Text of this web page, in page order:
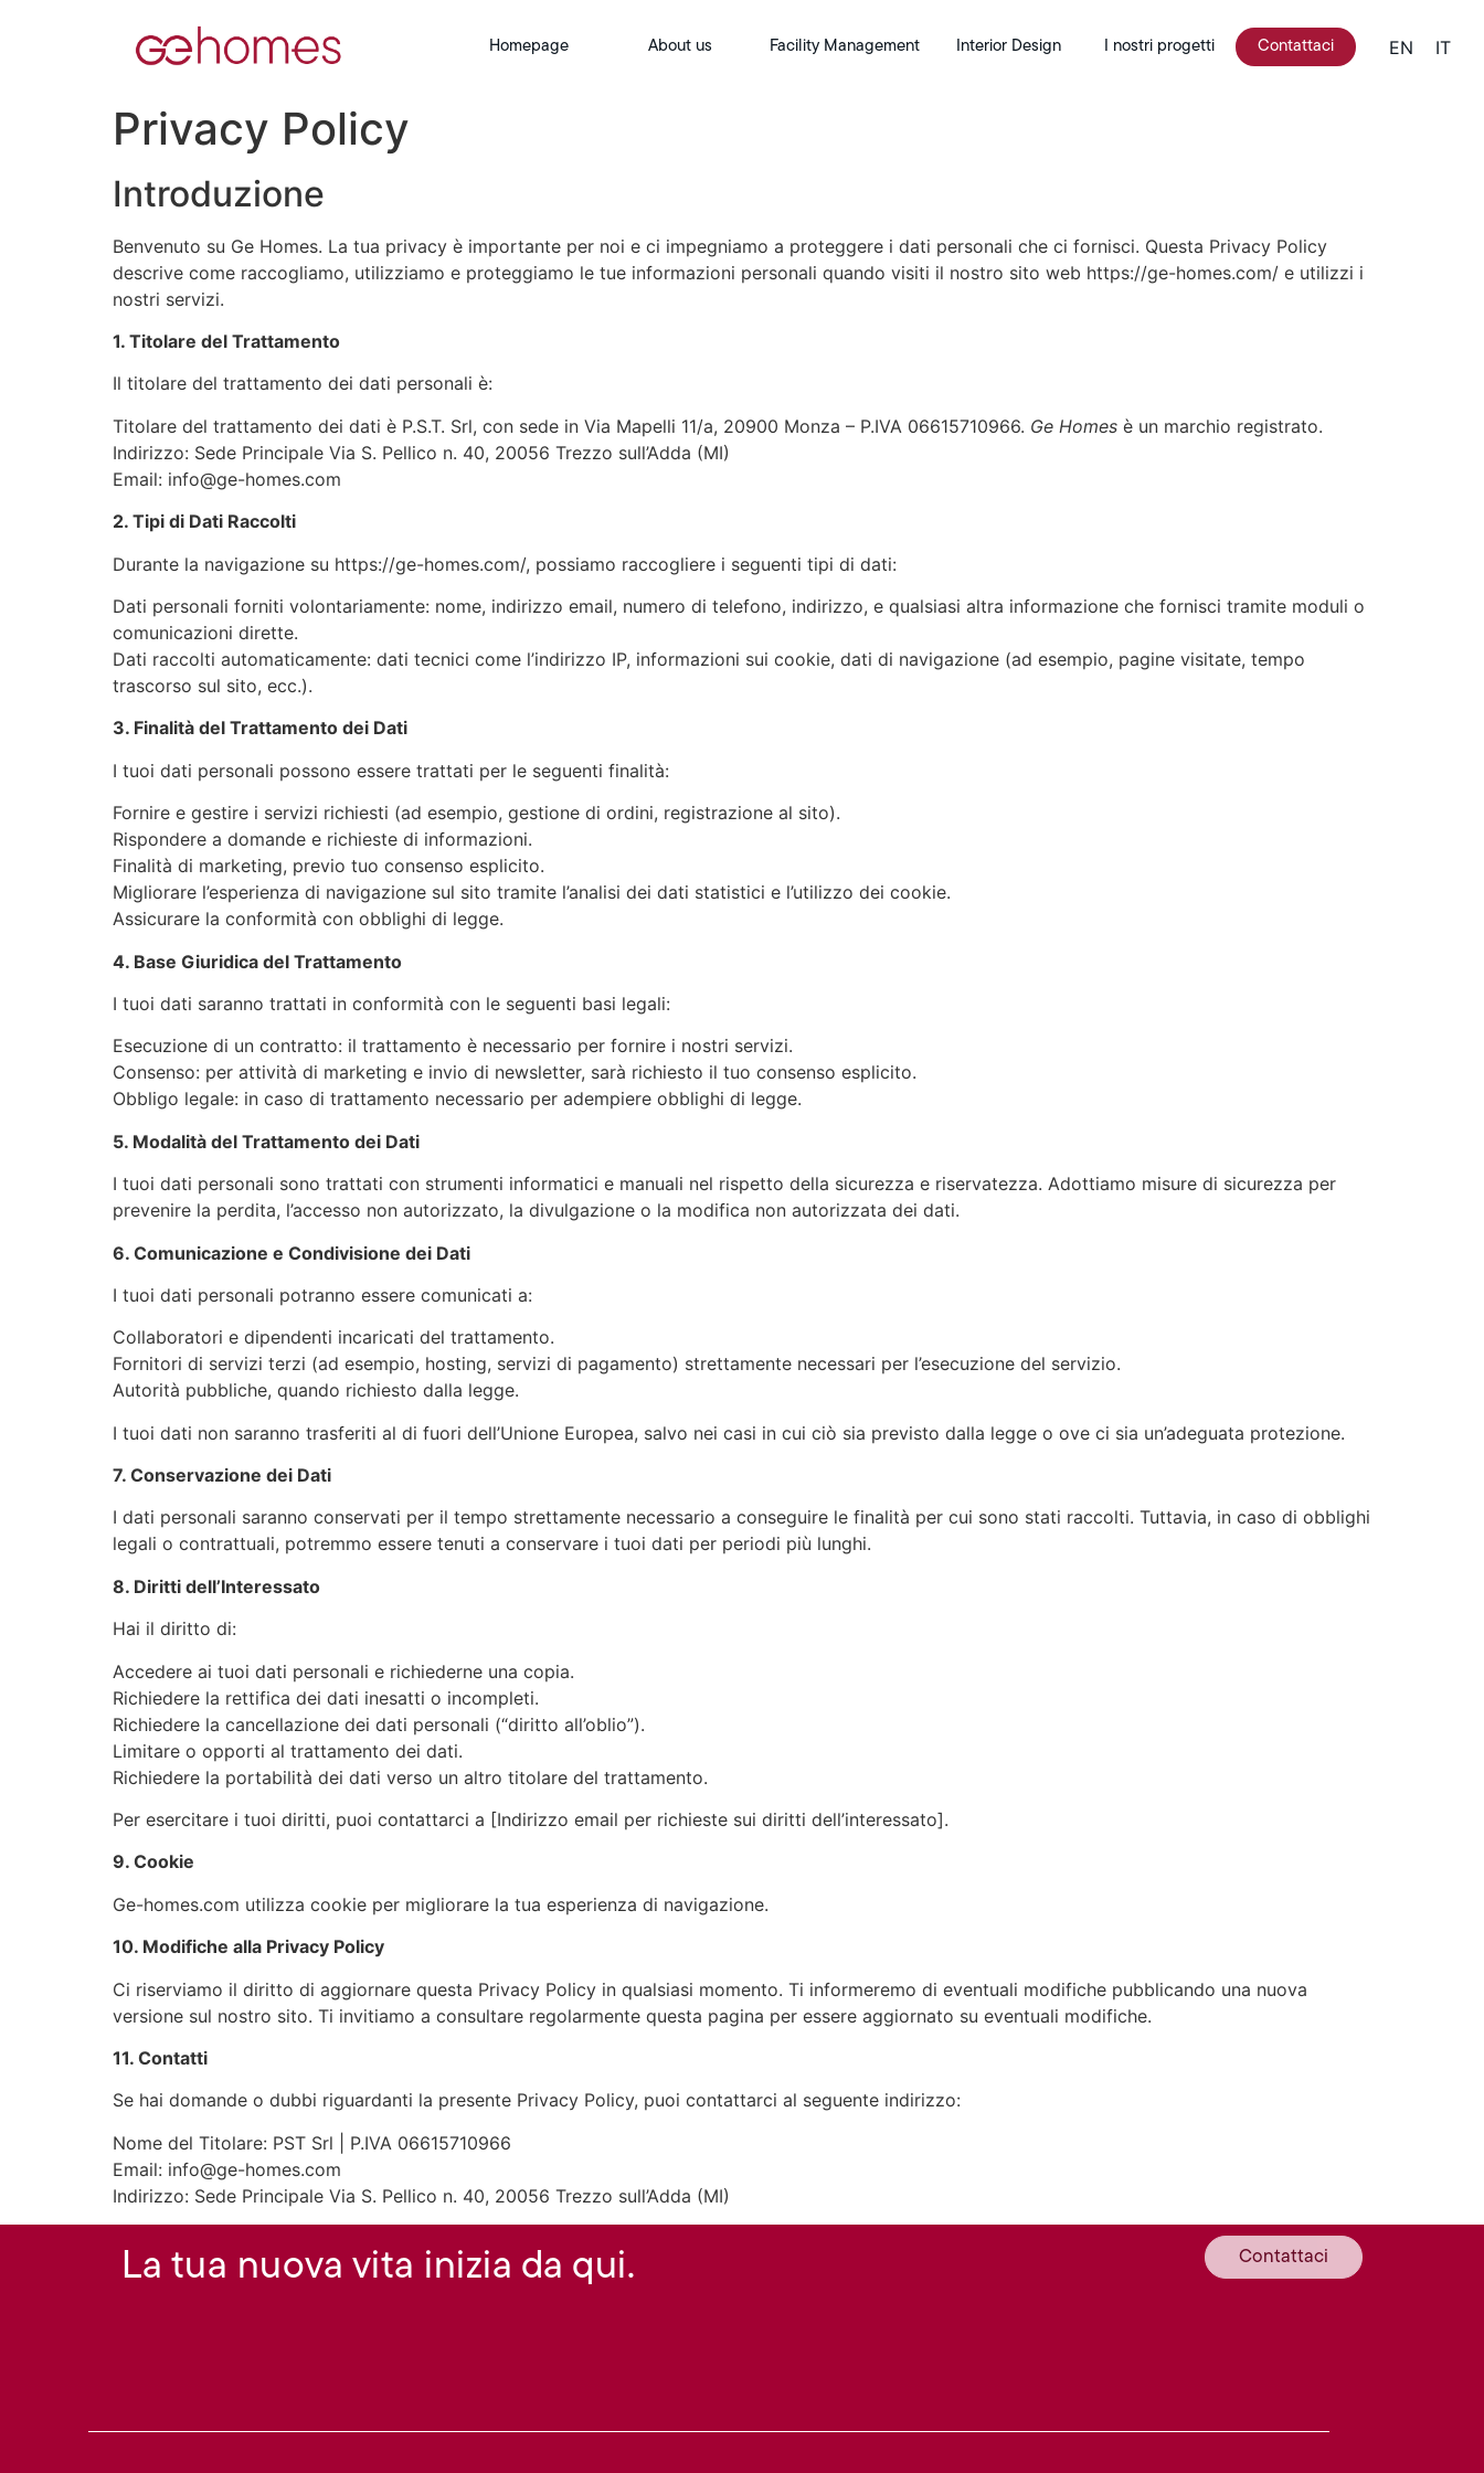
Homepage About us Facility Management Interior Design I nostri progetti Contattaci EN IT
Privacy Policy
Introduzione
Benvenuto su Ge Homes. La tua privacy è importante per noi e ci impegniamo a proteggere i dati personali che ci fornisci. Questa Privacy Policy
descrive come raccogliamo, utilizziamo e proteggiamo le tue informazioni personali quando visiti il nostro sito web https://ge-homes.com/ e utilizzi i
nostri servizi.
1. Titolare del Trattamento
Il titolare del trattamento dei dati personali è:
Titolare del trattamento dei dati è P.S.T. Srl, con sede in Via Mapelli 11/a, 20900 Monza – P.IVA 06615710966. Ge Homes è un marchio registrato.
Indirizzo: Sede Principale Via S. Pellico n. 40, 20056 Trezzo sull’Adda (MI)
Email: info@ge-homes.com
2. Tipi di Dati Raccolti
Durante la navigazione su https://ge-homes.com/, possiamo raccogliere i seguenti tipi di dati:
Dati personali forniti volontariamente: nome, indirizzo email, numero di telefono, indirizzo, e qualsiasi altra informazione che fornisci tramite moduli o
comunicazioni dirette.
Dati raccolti automaticamente: dati tecnici come l’indirizzo IP, informazioni sui cookie, dati di navigazione (ad esempio, pagine visitate, tempo
trascorso sul sito, ecc.).
3. Finalità del Trattamento dei Dati
I tuoi dati personali possono essere trattati per le seguenti finalità:
Fornire e gestire i servizi richiesti (ad esempio, gestione di ordini, registrazione al sito).
Rispondere a domande e richieste di informazioni.
Finalità di marketing, previo tuo consenso esplicito.
Migliorare l’esperienza di navigazione sul sito tramite l’analisi dei dati statistici e l’utilizzo dei cookie.
Assicurare la conformità con obblighi di legge.
4. Base Giuridica del Trattamento
I tuoi dati saranno trattati in conformità con le seguenti basi legali:
Esecuzione di un contratto: il trattamento è necessario per fornire i nostri servizi.
Consenso: per attività di marketing e invio di newsletter, sarà richiesto il tuo consenso esplicito.
Obbligo legale: in caso di trattamento necessario per adempiere obblighi di legge.
5. Modalità del Trattamento dei Dati
I tuoi dati personali sono trattati con strumenti informatici e manuali nel rispetto della sicurezza e riservatezza. Adottiamo misure di sicurezza per
prevenire la perdita, l’accesso non autorizzato, la divulgazione o la modifica non autorizzata dei dati.
6. Comunicazione e Condivisione dei Dati
I tuoi dati personali potranno essere comunicati a:
Collaboratori e dipendenti incaricati del trattamento.
Fornitori di servizi terzi (ad esempio, hosting, servizi di pagamento) strettamente necessari per l’esecuzione del servizio.
Autorità pubbliche, quando richiesto dalla legge.
I tuoi dati non saranno trasferiti al di fuori dell’Unione Europea, salvo nei casi in cui ciò sia previsto dalla legge o ove ci sia un’adeguata protezione.
7. Conservazione dei Dati
I dati personali saranno conservati per il tempo strettamente necessario a conseguire le finalità per cui sono stati raccolti. Tuttavia, in caso di obblighi
legali o contrattuali, potremmo essere tenuti a conservare i tuoi dati per periodi più lunghi.
8. Diritti dell’Interessato
Hai il diritto di:
Accedere ai tuoi dati personali e richiederne una copia.
Richiedere la rettifica dei dati inesatti o incompleti.
Richiedere la cancellazione dei dati personali (“diritto all’oblio”).
Limitare o opporti al trattamento dei dati.
Richiedere la portabilità dei dati verso un altro titolare del trattamento.
Per esercitare i tuoi diritti, puoi contattarci a [Indirizzo email per richieste sui diritti dell’interessato].
9. Cookie
Ge-homes.com utilizza cookie per migliorare la tua esperienza di navigazione.
10. Modifiche alla Privacy Policy
Ci riserviamo il diritto di aggiornare questa Privacy Policy in qualsiasi momento. Ti informeremo di eventuali modifiche pubblicando una nuova
versione sul nostro sito. Ti invitiamo a consultare regolarmente questa pagina per essere aggiornato su eventuali modifiche.
11. Contatti
Se hai domande o dubbi riguardanti la presente Privacy Policy, puoi contattarci al seguente indirizzo:
Nome del Titolare: PST Srl | P.IVA 06615710966
Email: info@ge-homes.com
Indirizzo: Sede Principale Via S. Pellico n. 40, 20056 Trezzo sull’Adda (MI)
La tua nuova vita inizia da qui. Contattaci